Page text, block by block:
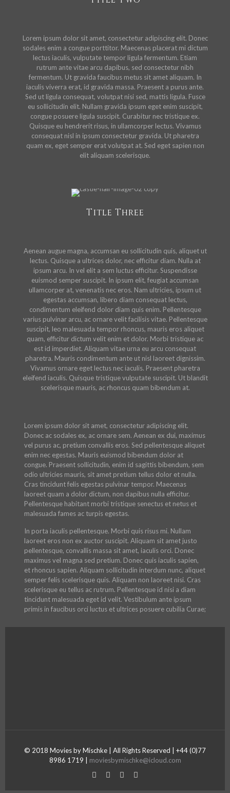
Lorem ipsum dolor sit amet, consectetur adipiscing elit. Donec
sodales enim a congue porttitor. Maecenas placerat mi dictum
lectus iaculis, vulputate tempor ligula fermentum. Etiam
rutrum ante vitae arcu dapibus, sed consectetur nibh
fermentum. Ut gravida faucibus metus sit amet aliquam. In
iaculis viverra erat, id gravida massa. Praesent a purus ante.
Sed ut ligula consequat, volutpat nisi sed, mattis ligula. Fusce
eu sollicitudin elit. Nullam gravida ipsum eget enim suscipit,
congue posuere ligula suscipit. Curabitur nec tristique ex.
Quisque eu hendrerit risus, in ullamcorper lectus. Vivamus
consequat nisl in ipsum consectetur gravida. Ut pharetra
quam ex, eget semper erat volutpat at. Sed eget sapien non
elit aliquam scelerisque.
Title Three
Aenean augue magna, accumsan eu sollicitudin quis, aliquet ut
lectus. Quisque a ultrices dolor, nec efficitur diam. Nulla at
ipsum arcu. In vel elit a sem luctus efficitur. Suspendisse
euismod semper suscipit. In ipsum elit, feugiat accumsan
ullamcorper at, venenatis nec eros. Nam ultricies, ipsum ut
egestas accumsan, libero diam consequat lectus,
condimentum eleifend dolor diam quis enim. Pellentesque
varius pulvinar arcu, ac ornare velit facilisis vitae. Pellentesque
suscipit, leo malesuada tempor rhoncus, mauris eros aliquet
quam, efficitur dictum velit enim et dolor. Morbi tristique ac
est id imperdiet. Aliquam vitae urna eu arcu consequat
pharetra. Mauris condimentum ante ut nisl laoreet dignissim.
Vivamus ornare eget lectus nec iaculis. Praesent pharetra
eleifend iaculis. Quisque tristique vulputate suscipit. Ut blandit
scelerisque mauris, ac rhoncus quam bibendum at.
Lorem ipsum dolor sit amet, consectetur adipiscing elit.
Donec ac sodales ex, ac ornare sem. Aenean ex dui, maximus
vel purus ac, pretium convallis eros. Sed pellentesque aliquet
enim nec egestas. Mauris euismod bibendum dolor at
congue. Praesent sollicitudin, enim id sagittis bibendum, sem
odio ultricies mauris, sit amet pretium tellus dolor et nulla.
Cras tincidunt felis egestas pulvinar tempor. Maecenas
laoreet quam a dolor dictum, non dapibus nulla efficitur.
Pellentesque habitant morbi tristique senectus et netus et
malesuada fames ac turpis egestas.
In porta iaculis pellentesque. Morbi quis risus mi. Nullam
laoreet eros non ex auctor suscipit. Aliquam sit amet justo
pellentesque, convallis massa sit amet, iaculis orci. Donec
maximus vel magna sed pretium. Donec quis iaculis sapien,
et rhoncus sapien. Aliquam sollicitudin interdum nunc, aliquet
semper felis scelerisque quis. Aliquam non laoreet nisi. Cras
scelerisque eu tellus ac rutrum. Pellentesque id nisi a diam
tincidunt malesuada eget id velit. Vestibulum ante ipsum
primis in faucibus orci luctus et ultrices posuere cubilia Curae;
© 2018 Movies by Mischke | All Rights Reserved | +44 (0)77
8986 1719 | moviesbymischke@icloud.com